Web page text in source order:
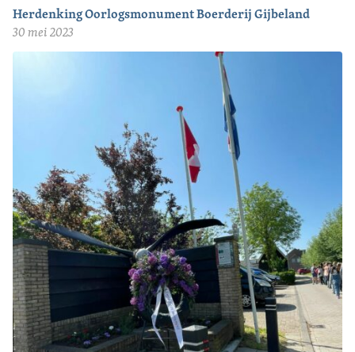
Herdenking Oorlogsmonument Boerderij Gijbeland
30 mei 2023